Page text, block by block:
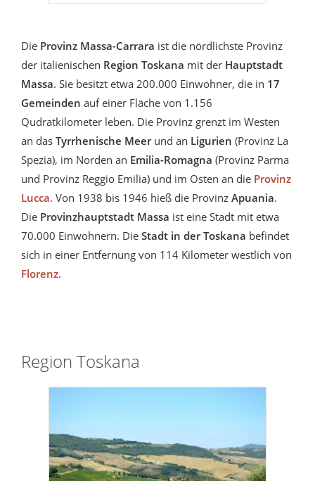
Die Provinz Massa-Carrara ist die nördlichste Provinz
der italienischen Region Toskana mit der Hauptstadt
Massa. Sie besitzt etwa 200.000 Einwohner, die in 17
Gemeinden auf einer Fläche von 1.156
Qudratkilometer leben. Die Provinz grenzt im Westen
an das Tyrrhenische Meer und an Ligurien (Provinz La
Spezia), im Norden an Emilia-Romagna (Provinz Parma
und Provinz Reggio Emilia) und im Osten an die Provinz
Lucca. Von 1938 bis 1946 hieß die Provinz Apuania.
Die Provinzhauptstadt Massa ist eine Stadt mit etwa
70.000 Einwohnern. Die Stadt in der Toskana befindet
sich in einer Entfernung von 114 Kilometer westlich von
Florenz.
Region Toskana